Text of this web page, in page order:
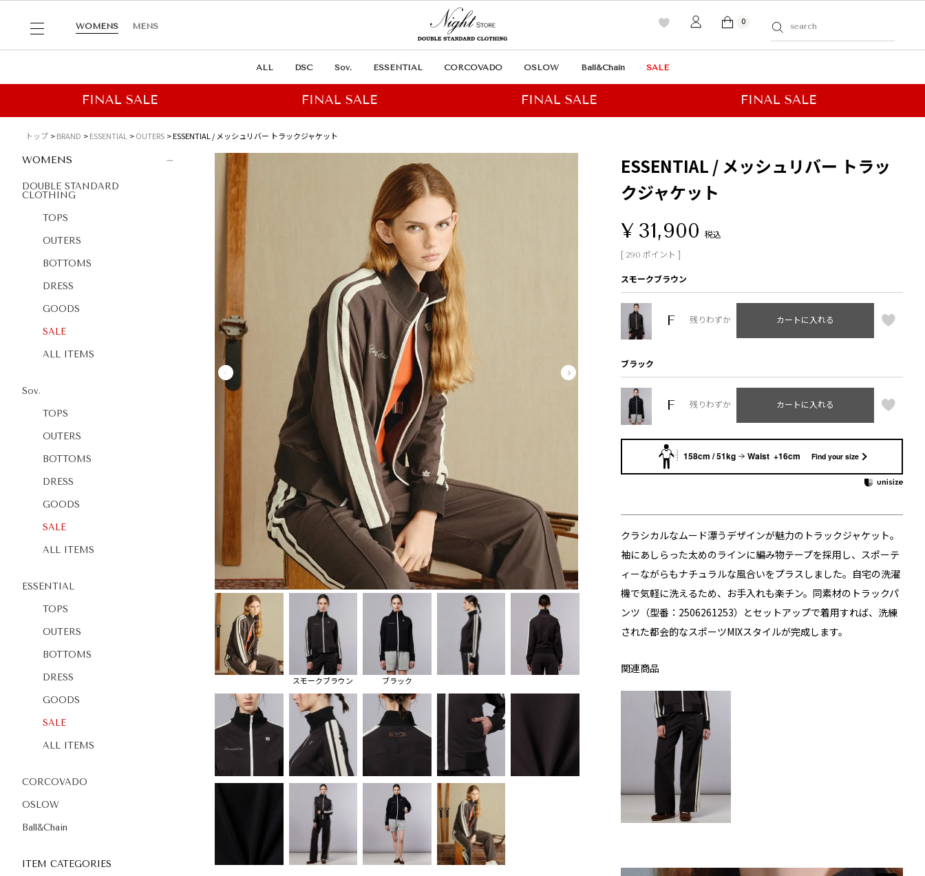
WOMENS MENS
0
ALL DSC Sov. ESSENTIAL CORCOVADO OSLOW Ball&Chain SALE
トップ BRAND ESSENTIAL OUTERS ESSENTIAL / メッシュリバー トラックジャケット
WOMENS
DOUBLE STANDARD
CLOTHING
TOPS
OUTERS
BOTTOMS
DRESS
GOODS
SALE
ALL ITEMS
Sov.
TOPS
OUTERS
BOTTOMS
DRESS
GOODS
SALE
ALL ITEMS
ESSENTIAL
TOPS
OUTERS
BOTTOMS
DRESS
GOODS
SALE
ALL ITEMS
CORCOVADO
OSLOW
Ball&Chain
ITEM CATEGORIES
スモークブラウン ブラック
ESSENTIAL / メッシュリバー トラッ
クジャケット
¥ 31,900 税込
[ 290 ポイント ]
スモークブラウン
F 残りわずか カートに入れる
ブラック
F 残りわずか カートに入れる
158cm / 51kg Waist +16cm Find your size
クラシカルなムード漂うデザインが魅力のトラックジャケット。
袖にあしらった太めのラインに編み物テープを採用し、スポーテ
ィーながらもナチュラルな風合いをプラスしました。自宅の洗濯
機で気軽に洗えるため、お手入れも楽チン。同素材のトラックパ
ンツ（型番：2506261253）とセットアップで着用すれば、洗練
された都会的なスポーツMIXスタイルが完成します。
関連商品